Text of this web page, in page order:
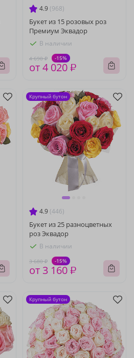
4.9 (968)
Букет из 15 розовых роз
Премиум Эквадор
В наличии
4 690 ₽ -15%
от 4 020 ₽
4.9 (446)
Букет из 25 разноцветных
роз Эквадор
В наличии
3 680 ₽ -15%
от 3 160 ₽
Крупный бутон
Крупный бутон